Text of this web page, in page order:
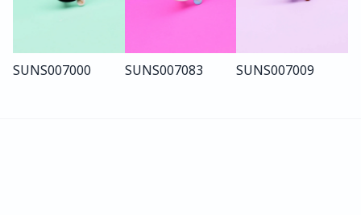
SUNS007000 SUNS007083 SUNS007009